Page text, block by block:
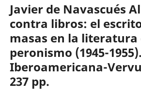
Javier de Navascués
contra libros: el
masas en la
peronismo (1945-
Iberoamericana-
237 pp.